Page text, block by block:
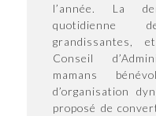
l’année. La
quotidienne
grandissantes,
Conseil
mamans
d’organisation
proposé de